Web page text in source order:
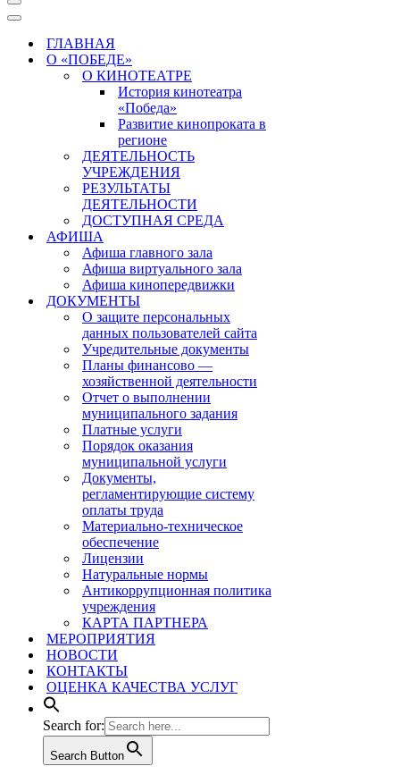
Меню
навигации
Меню
навигацииГЛАВНАЯ
О «ПОБЕДЕ»
О КИНОТЕАТРЕ
История кинотеатра
«Победа»
Развитие кинопроката в
регионе
ДЕЯТЕЛЬНОСТЬ
УЧРЕЖДЕНИЯ
РЕЗУЛЬТАТЫ
ДЕЯТЕЛЬНОСТИ
ДОСТУПНАЯ СРЕДА
АФИША
Афиша главного зала
Афиша виртуального зала
Афиша кинопередвижки
ДОКУМЕНТЫ
О защите персональных
данных пользователей сайта
Учредительные документы
Планы финансово —
хозяйственной деятельности
Отчет о выполнении
муниципального задания
Платные услуги
Порядок оказания
муниципальной услуги
Документы,
регламентирующие систему
оплаты труда
Материально-техническое
обеспечение
Лицензии
Натуральные нормы
Антикоррупционная политика
учреждения
КАРТА ПАРТНЕРА
МЕРОПРИЯТИЯ
НОВОСТИ
КОНТАКТЫ
ОЦЕНКА КАЧЕСТВА УСЛУГ
Search for:
Search Button